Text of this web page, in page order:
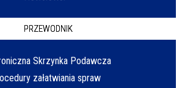
PRZEWODNIK
Skrzynka Podawcza
załatwiania spraw